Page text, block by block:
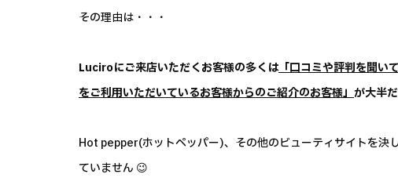
その理由は・・・
Luciroにご来店いただくお客様の多くは「口コミや評判を聞い
をご利用いただいているお客様からのご紹介のお客様」 が大半
Hot pepper(ホットペッパー)、その他のビューティサイトを決
ていません 😉